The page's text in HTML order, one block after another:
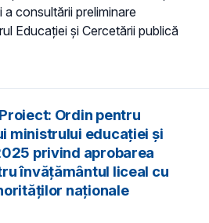
consultării preliminare
Educaţiei și Cercetării publică
Ordin pentru
ministrului educației și
privind aprobarea
învățământul liceal cu
naționale